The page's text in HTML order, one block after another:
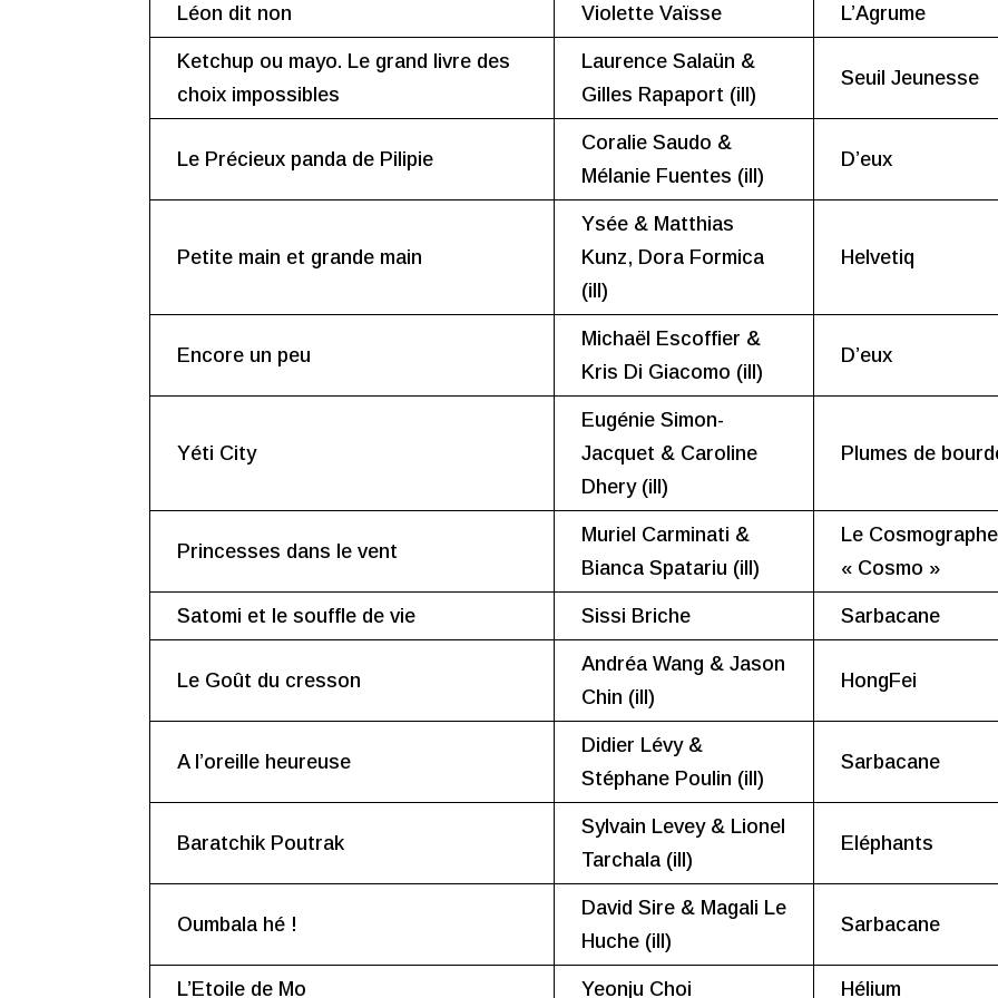
Léon dit non Violette Vaïsse L’Agrume
Ketchup ou mayo. Le grand livre des
choix impossibles
Laurence Salaün &
Gilles Rapaport (ill)
Seuil Jeunesse
Le Précieux panda de Pilipie
Coralie Saudo &
Mélanie Fuentes (ill)
D’eux
Petite main et grande main
Ysée & Matthias
Kunz, Dora Formica
(ill)
Helvetiq
Encore un peu
Michaël Escoffier &
Kris Di Giacomo (ill)
D’eux
Yéti City
Eugénie Simon-
Jacquet & Caroline
Dhery (ill)
Plumes de
Princesses dans le vent
Muriel Carminati &
Bianca Spatariu (ill)
Le Cosmographe
« Cosmo »
Satomi et le souffle de vie Sissi Briche Sarbacane
Le Goût du cresson
Andréa Wang & Jason
Chin (ill)
HongFei
A l’oreille heureuse
Didier Lévy &
Stéphane Poulin (ill)
Sarbacane
Baratchik Poutrak
Sylvain Levey & Lionel
Tarchala (ill)
Eléphants
Oumbala hé !
David Sire & Magali Le
Huche (ill)
Sarbacane
L’Etoile de Mo Yeonju Choi Hélium